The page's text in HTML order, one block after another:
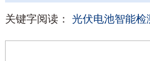
关键字阅读： 光伏电池智能检